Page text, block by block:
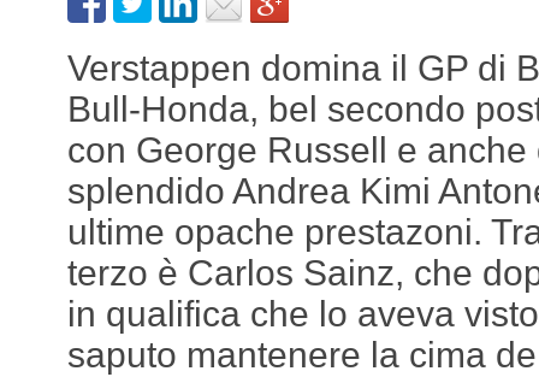
Verstappen domina il GP di
Bull-Honda, bel secondo
con George Russell e
splendido Andrea Kimi
ultime opache prestazoni.
terzo è Carlos Sainz, che
in qualifica che lo aveva
saputo mantenere la cima